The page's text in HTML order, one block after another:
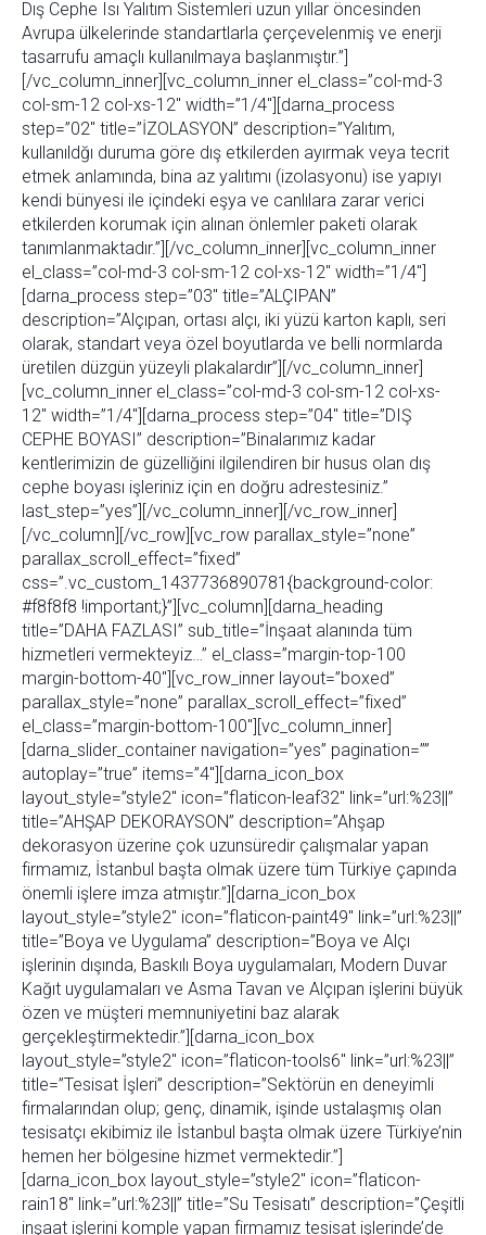
Dış Cephe Isı Yalıtım Sistemleri uzun yıllar öncesinden
Avrupa ülkelerinde standartlarla çerçevelenmiş ve enerji
tasarrufu amaçlı kullanılmaya başlanmıştır.”]
[/vc_column_inner][vc_column_inner el_class=”col-md-3
col-sm-12 col-xs-12″ width=”1/4″][darna_process
step=”02″ title=”İZOLASYON” description=”Yalıtım,
kullanıldğı duruma göre dış etkilerden ayırmak veya tecrit
etmek anlamında, bina az yalıtımı (izolasyonu) ise yapıyı
kendi bünyesi ile içindeki eşya ve canlılara zarar verici
etkilerden korumak için alınan önlemler paketi olarak
tanımlanmaktadır.”][/vc_column_inner][vc_column_inner
el_class=”col-md-3 col-sm-12 col-xs-12″ width=”1/4″]
[darna_process step=”03″ title=”ALÇIPAN”
description=”Alçıpan, ortası alçı, iki yüzü karton kaplı, seri
olarak, standart veya özel boyutlarda ve belli normlarda
üretilen düzgün yüzeyli plakalardır”][/vc_column_inner]
[vc_column_inner el_class=”col-md-3 col-sm-12 col-xs-
12″ width=”1/4″][darna_process step=”04″ title=”DIŞ
CEPHE BOYASI” description=”Binalarımız kadar
kentlerimizin de güzelliğini ilgilendiren bir husus olan dış
cephe boyası işleriniz için en doğru adrestesiniz.”
last_step=”yes”][/vc_column_inner][/vc_row_inner]
[/vc_column][/vc_row][vc_row parallax_style=”none”
parallax_scroll_effect=”fixed”
css=”.vc_custom_1437736890781{background-color:
#f8f8f8 !important;}”][vc_column][darna_heading
title=”DAHA FAZLASI” sub_title=”İnşaat alanında tüm
hizmetleri vermekteyiz…” el_class=”margin-top-100
margin-bottom-40″][vc_row_inner layout=”boxed”
parallax_style=”none” parallax_scroll_effect=”fixed”
el_class=”margin-bottom-100″][vc_column_inner]
[darna_slider_container navigation=”yes” pagination=””
autoplay=”true” items=”4″][darna_icon_box
layout_style=”style2″ icon=”flaticon-leaf32″ link=”url:%23||”
title=”AHŞAP DEKORAYSON” description=”Ahşap
dekorasyon üzerine çok uzunsüredir çalışmalar yapan
firmamız, İstanbul başta olmak üzere tüm Türkiye çapında
önemli işlere imza atmıştır.”][darna_icon_box
layout_style=”style2″ icon=”flaticon-paint49″ link=”url:%23||”
title=”Boya ve Uygulama” description=”Boya ve Alçı
işlerinin dışında, Baskılı Boya uygulamaları, Modern Duvar
Kağıt uygulamaları ve Asma Tavan ve Alçıpan işlerini büyük
özen ve müşteri memnuniyetini baz alarak
gerçekleştirmektedir.”][darna_icon_box
layout_style=”style2″ icon=”flaticon-tools6″ link=”url:%23||”
title=”Tesisat İşleri” description=”Sektörün en deneyimli
firmalarından olup; genç, dinamik, işinde ustalaşmış olan
tesisatçı ekibimiz ile İstanbul başta olmak üzere Türkiye’nin
hemen her bölgesine hizmet vermektedir.”]
[darna_icon_box layout_style=”style2″ icon=”flaticon-
rain18″ link=”url:%23||” title=”Su Tesisatı” description=”Çeşitli
inşaat işlerini komple yapan firmamız tesisat işlerinde’de